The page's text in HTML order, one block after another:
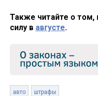
Также читайте о том,
силу в августе.
авто штрафы